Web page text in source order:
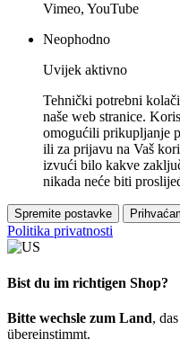
Vimeo, YouTube
Neophodno
Uvijek aktivno
Tehnički potrebni
naše web stranice.
omogućili prikupljanje
ili za prijavu na Vaš
izvući bilo kakve
nikada neće biti
Spremite postavke
Politika privatnosti
Bist du im richtigen Shop?
Bitte wechsle zum Land,
übereinstimmt.